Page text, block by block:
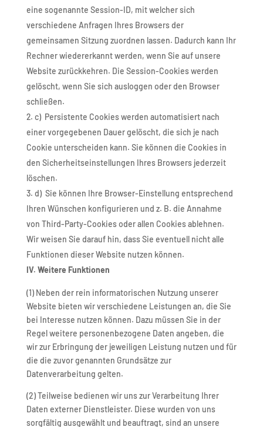
eine sogenannte Session-ID, mit welcher sich
verschiedene Anfragen Ihres Browsers der
gemeinsamen Sitzung zuordnen lassen. Dadurch kann Ihr
Rechner wiedererkannt werden, wenn Sie auf unsere
Website zurückkehren. Die Session-Cookies werden
gelöscht, wenn Sie sich ausloggen oder den Browser
schließen.
c) Persistente Cookies werden automatisiert nach
einer vorgegebenen Dauer gelöscht, die sich je nach
Cookie unterscheiden kann. Sie können die Cookies in
den Sicherheitseinstellungen Ihres Browsers jederzeit
löschen.
d) Sie können Ihre Browser-Einstellung entsprechend
Ihren Wünschen konfigurieren und z. B. die Annahme
von Third-Party-Cookies oder allen Cookies ablehnen.
Wir weisen Sie darauf hin, dass Sie eventuell nicht alle
Funktionen dieser Website nutzen können.
IV. Weitere Funktionen
(1) Neben der rein informatorischen Nutzung unserer
Website bieten wir verschiedene Leistungen an, die Sie
bei Interesse nutzen können. Dazu müssen Sie in der
Regel weitere personenbezogene Daten angeben, die
wir zur Erbringung der jeweiligen Leistung nutzen und für
die die zuvor genannten Grundsätze zur
Datenverarbeitung gelten.
(2) Teilweise bedienen wir uns zur Verarbeitung Ihrer
Daten externer Dienstleister. Diese wurden von uns
sorgfältig ausgewählt und beauftragt, sind an unsere